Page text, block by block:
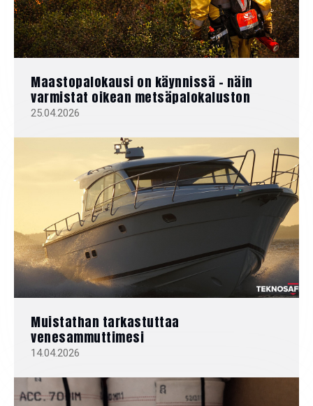
Maastopalokausi on käynnissä - näin
varmistat oikean metsäpalokaluston
25.04.2026
Muistathan tarkastuttaa
venesammuttimesi
14.04.2026